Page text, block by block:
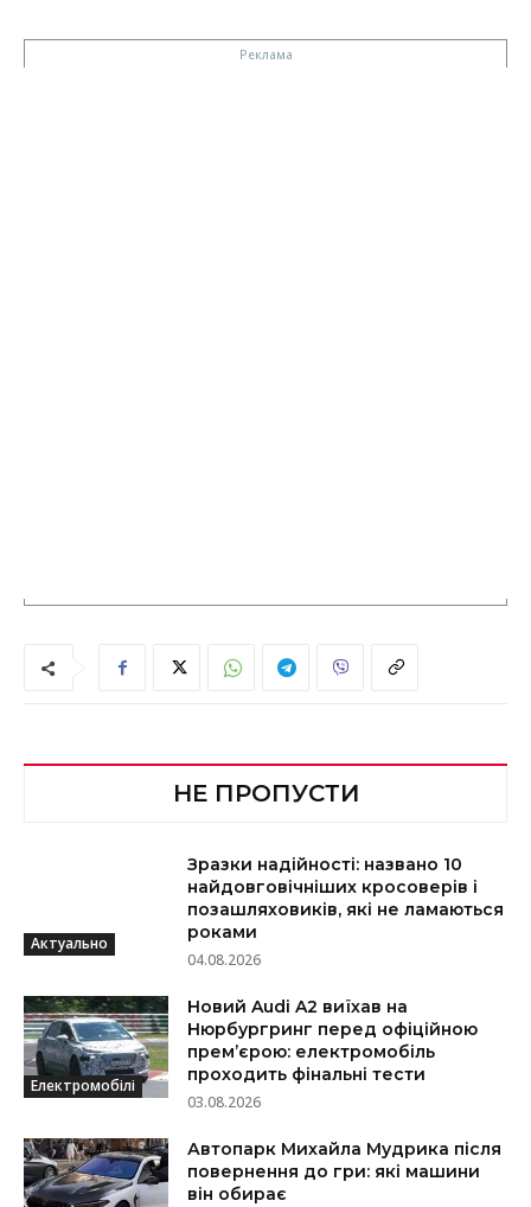
НЕ ПРОПУСТИ
Актуально
Зразки надійності: названо 10
найдовговічніших кросоверів і
позашляховиків, які не ламаються
роками
04.08.2026
Електромобілі
Новий Audi A2 виїхав на
Нюрбургринг перед офіційною
прем’єрою: електромобіль
проходить фінальні тести
03.08.2026
Автопарк Михайла Мудрика після
повернення до гри: які машини
він обирає